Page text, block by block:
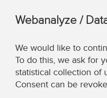
Webanalyze /
We would like to
To do this, we ask for
statistical collection of
Consent can be